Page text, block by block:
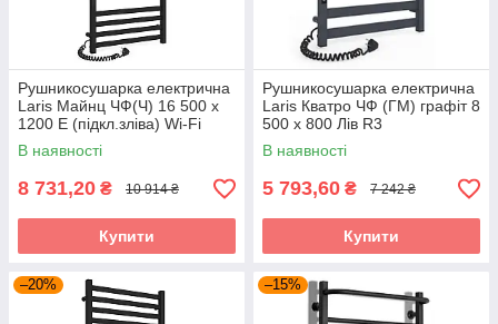
Pушникосушарка електрична
Laris Майнц ЧФ(Ч) 16 500 х
1200 Е (підкл.зліва) Wi-Fi
В наявності
8 731,20 ₴ 10 914 ₴
Купити
Рушникосушарка електрична
Laris Кватро ЧФ (ГМ) графіт 8
500 х 800 Лів R3
В наявності
5 793,60 ₴ 7 242 ₴
Купити
–20% –15%